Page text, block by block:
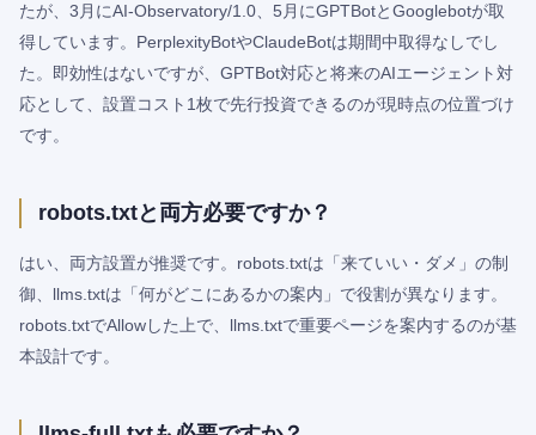
たが、3月にAI-Observatory/1.0、5月にGPTBotとGooglebotが取
得しています。PerplexityBotやClaudeBotは期間中取得なしでし
た。即効性はないですが、GPTBot対応と将来のAIエージェント対
応として、設置コスト1枚で先行投資できるのが現時点の位置づけ
です。
robots.txtと両方必要ですか？
はい、両方設置が推奨です。robots.txtは「来ていい・ダメ」の制
御、llms.txtは「何がどこにあるかの案内」で役割が異なります。
robots.txtでAllowした上で、llms.txtで重要ページを案内するのが基
本設計です。